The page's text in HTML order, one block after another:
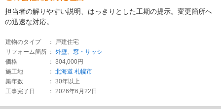
担当者の解りやすい説明、はっきりとした工期の提示。変更箇所へ
の迅速な対応。
建物のタイプ
： 戸建住宅
リフォーム箇所 ： 外壁、 窓・サッシ
価格
： 304,000円
施工地
： 北海道 札幌市
築年数
： 30年以上
工事完了日
： 2026年6月22日